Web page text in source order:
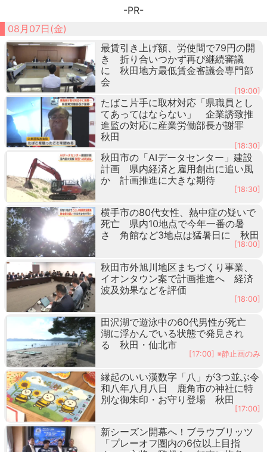
-PR-
08月07日(金)
最賃引き上げ額、労使間で79円の開
き 折り合いつかず再び継続審議
に 秋田地方最低賃金審議会専門部
会
[19:00]
たばこ片手に取材対応「県職員とし
てあってはならない」 企業誘致推
進監の対応に産業労働部長が謝罪
秋田
[18:30]
秋田市の「AIデータセンター」建設
計画 県内経済と雇用創出に追い風
か 計画推進に大きな期待
[18:30]
横手市の80代女性、熱中症の疑いで
死亡 県内10地点で今年一番の暑
さ 角館など3地点は猛暑日に 秋田
[18:00]
秋田市外旭川地区まちづくり事業、
イオンタウン案で計画推進へ 経済
波及効果などを評価
[18:00]
田沢湖で遊泳中の60代男性が死亡
湖に浮かんでいる状態で発見され
る 秋田・仙北市
[17:00] ※静止画のみ
縁起のいい漢数字「八」が3つ並ぶ令
和八年八月八日 鹿角市の神社に特
別な御朱印・お守り登場 秋田
[17:00]
新シーズン開幕へ！ブラウブリッツ
「プレーオフ圏内の6位以上目指